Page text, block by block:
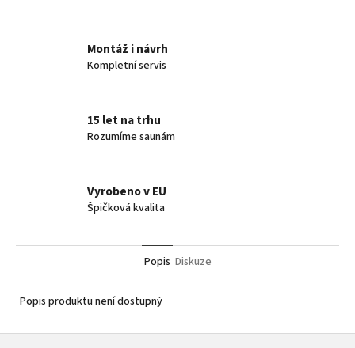
Montáž i návrh
Kompletní servis
15 let na trhu
Rozumíme saunám
Vyrobeno v EU
Špičková kvalita
Popis Diskuze
Popis produktu není dostupný